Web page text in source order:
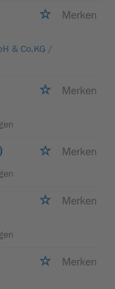
Merken
& Co.KG /
Merken
Merken
Merken
Merken